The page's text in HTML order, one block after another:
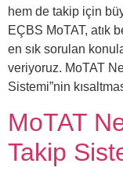
hem de takip için
EÇBS MoTAT, atık
en sık sorulan
veriyoruz. MoTAT
Sistemi”nin
MoTAT
Takip